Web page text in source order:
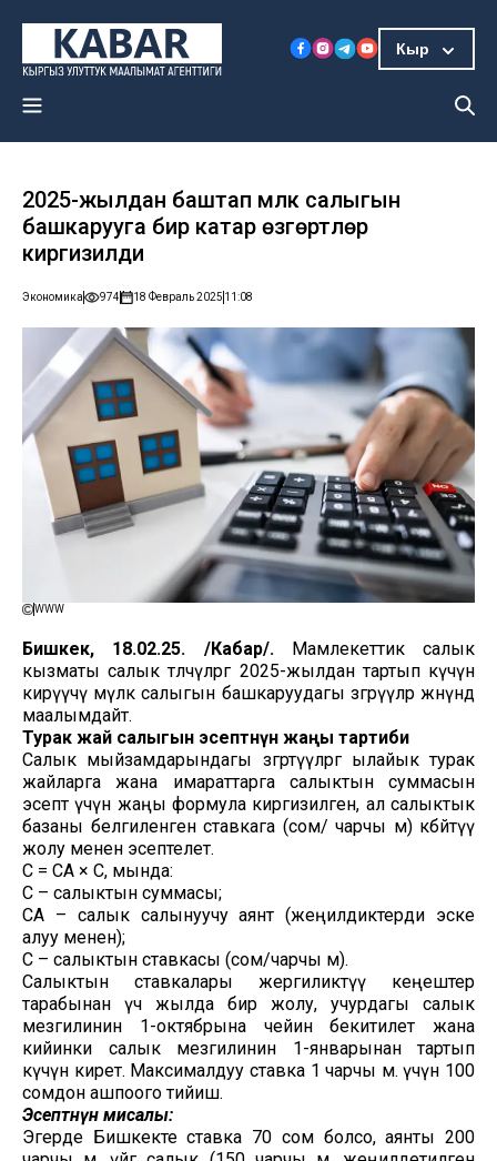
Кыр
2025-жылдан баштап мүлк салыгын
башкарууга бир катар өзгөртүүлөр
киргизилди
Экономика 974 18 Февраль 2025 11:08
WWW
Бишкек, 18.02.25. /Кабар/. Мамлекеттик салык
кызматы салык төлөөчүлөргө 2025-жылдан тартып күчүнө
кирүүчү мүлк салыгын башкаруудагы өзгөрүүлөр жөнүндө
маалымдайт.
Турак жай салыгын эсептөөнүн жаңы тартиби
Салык мыйзамдарындагы өзгөртүүлөргө ылайык турак
жайларга жана имараттарга салыктын суммасын
эсептөө үчүн жаңы формула киргизилген, ал салыктык
базаны белгиленген ставкага (сом/ чарчы м) көбөйтүү
жолу менен эсептелет.
С = СА × С, мында:
С – салыктын суммасы;
СА – салык салынуучу аянт (жеңилдиктерди эске
алуу менен);
С – салыктын ставкасы (сом/чарчы м).
Салыктын ставкалары жергиликтүү кеңештер
тарабынан үч жылда бир жолу, учурдагы салык
мезгилинин 1-октябрына чейин бекитилет жана
кийинки салык мезгилинин 1-январынан тартып
күчүнө кирет. Максималдуу ставка 1 чарчы м. үчүн 100
сомдон ашпоого тийиш.
Эсептөөнүн мисалы:
Эгерде Бишкекте ставка 70 сом болсо, аянты 200